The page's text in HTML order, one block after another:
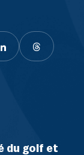
du golf et